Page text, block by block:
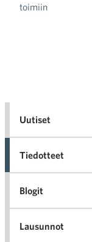
toimiin
Uutiset
Tiedotteet
Blogit
Lausunnot